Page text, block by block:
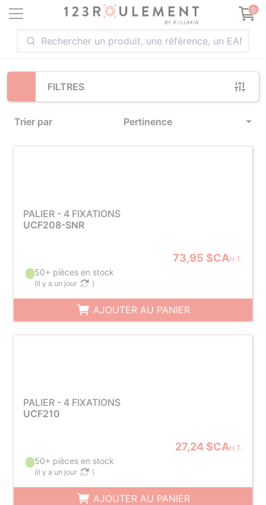
0
FILTRES
Trier par Pertinence
Loading...
PALIER - 4 FIXATIONS
UCF208-SNR
73,95 $CAH.T.
50+ pièces en stock
(il y a un jour )
AJOUTER AU PANIER
PALIER - 4 FIXATIONS
UCF210
27,24 $CAH.T.
50+ pièces en stock
(il y a un jour )
AJOUTER AU PANIER